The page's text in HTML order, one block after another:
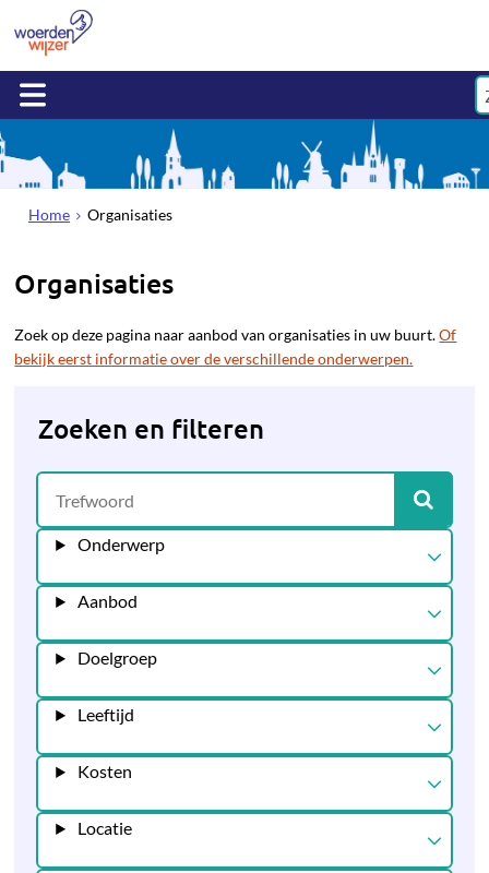
Home Organisaties
Organisaties
Zoek op deze pagina naar aanbod van organisaties in uw buurt.Of
bekijk eerst informatie over de verschillende onderwerpen.
Zoeken en filteren
Onderwerp
Aanbod
Doelgroep
Leeftijd
Kosten
Locatie